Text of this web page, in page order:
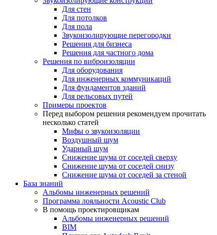
Для стен
Для потолков
Для пола
Звукоизолирующие перегородки
Решения для бизнеса
Решения для частного дома
Решения по виброизоляции
Для оборудования
Для инженерных коммуникаций
Для фундаментов зданий
Для рельсовых путей
Примеры проектов
Перед выбором решения рекомендуем прочитать
несколько статей
Мифы о звукоизоляции
Воздушный шум
Ударный шум
Снижение шума от соседей сверху
Снижение шума от соседей снизу
Снижение шума от соседей за стеной
База знаний
Альбомы инженерных решений
Программа лояльности Acoustic Club
В помощь проектировщикам
Альбомы инженерных решений
BIM